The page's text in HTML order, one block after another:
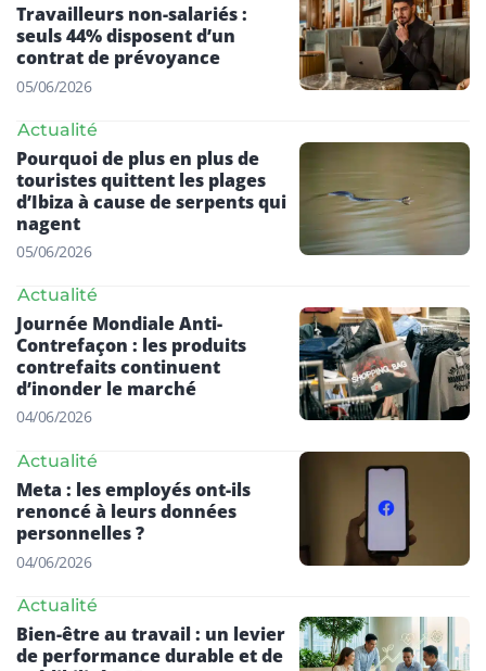
Travailleurs non-salariés :
seuls 44% disposent d’un
contrat de prévoyance
05/06/2026
Actualité
Pourquoi de plus en plus de
touristes quittent les plages
d’Ibiza à cause de serpents qui
nagent
05/06/2026
Actualité
Journée Mondiale Anti-
Contrefaçon : les produits
contrefaits continuent
d’inonder le marché
04/06/2026
Actualité
Meta : les employés ont-ils
renoncé à leurs données
personnelles ?
04/06/2026
Actualité
Bien-être au travail : un levier
de performance durable et de